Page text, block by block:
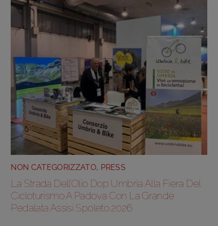
NON CATEGORIZZATO, PRESS
La Strada Dell’Olio Dop Umbria Alla Fiera Del
Cicloturismo A Padova Con La Grande
Pedalata Assisi Spoleto 2026